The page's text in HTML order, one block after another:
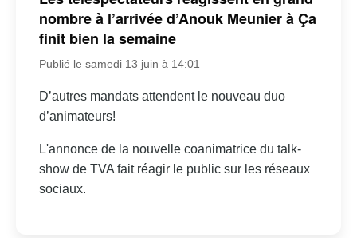
nombre à l’arrivée d’Anouk Meunier à Ça
finit bien la semaine
Publié le samedi 13 juin à 14:01
D’autres mandats attendent le nouveau duo
d’animateurs!
L'annonce de la nouvelle coanimatrice du talk-
show de TVA fait réagir le public sur les réseaux
sociaux.